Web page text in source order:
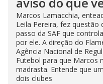
Marcos Lamacchia,
Leila Pereira, fez
passo da SAF que
por ele. A direção do
Agência Nacional de
Futebol para que Marcos
madrasta. Entende que
dois clubes